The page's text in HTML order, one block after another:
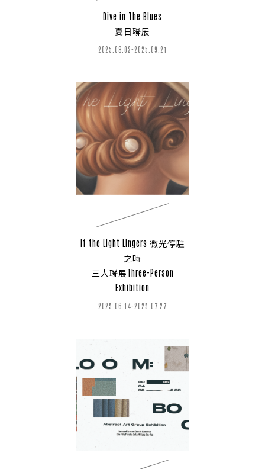
Dive in The Blues
夏日聯展
2025.08.02-2025.09.21
If the Light Lingers 微光停駐
之時
三人聯展Three-Person
Exhibition
2025.06.14-2025.07.27